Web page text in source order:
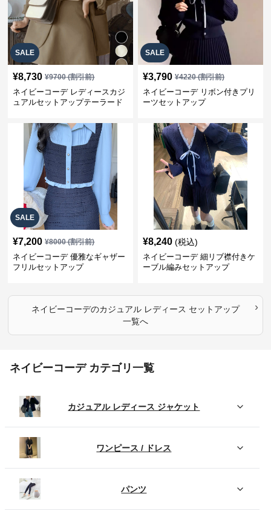
SALE
¥8,730 ¥9700(割引前)
ネイビーコーデ レディースカジ
ュアルセットアップテーラード
SALE
¥3,790 ¥4220(割引前)
ネイビーコーデ リボン付きプリ
ーツセットアップ
SALE
¥7,200 ¥8000(割引前)
ネイビーコーデ 優雅なギャザー
フリルセットアップ
¥8,240 (税込)
ネイビーコーデ 細リブ襟付きケ
ーブル編みセットアップ
ネイビーコーデのカジュアル レディース セットアップ
一覧へ
›
ネイビーコーデ カテゴリ一覧
カジュアル レディース ジャケット
ワンピース / ドレス
パンツ